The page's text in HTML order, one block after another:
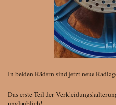
In beiden Rädern sind jetzt neue
Das erste Teil der
unglaublich!